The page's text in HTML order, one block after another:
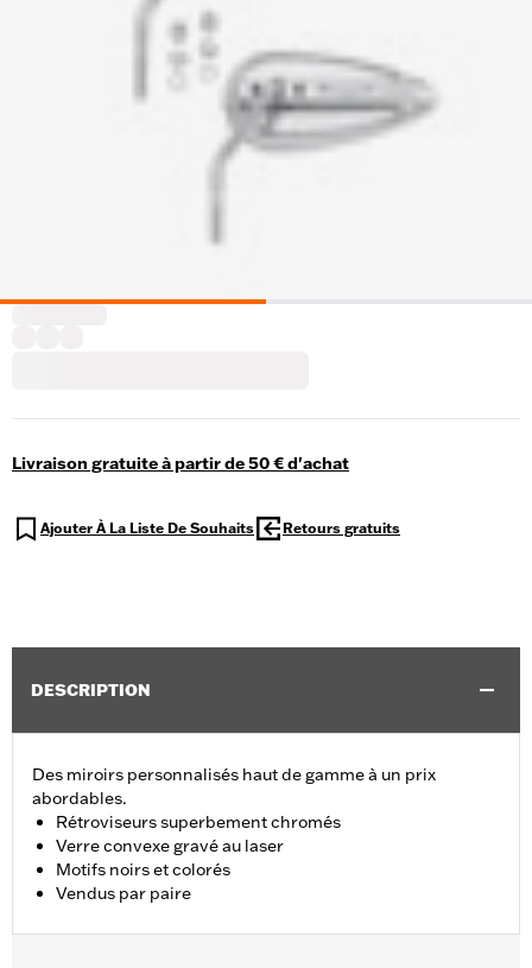
Livraison gratuite à partir de 50 € d'achat
Ajouter À La Liste De Souhaits Retours gratuits
DESCRIPTION
Des miroirs personnalisés haut de gamme à un prix
abordables.
Rétroviseurs superbement chromés
Verre convexe gravé au laser
Motifs noirs et colorés
Vendus par paire